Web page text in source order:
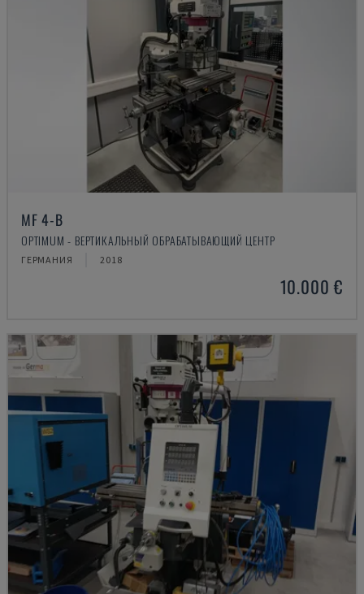
MF 4-B
OPTIMUM - ВЕРТИКАЛЬНЫЙ ОБРАБАТЫВАЮЩИЙ ЦЕНТР
ГЕРМАНИЯ 2018
10.000 €